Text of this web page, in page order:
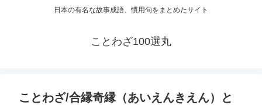
日本の有名な故事成語、慣用句をまとめたサイト
ことわざ100選丸
ことわざ/合縁奇縁（あいえんきえん）と